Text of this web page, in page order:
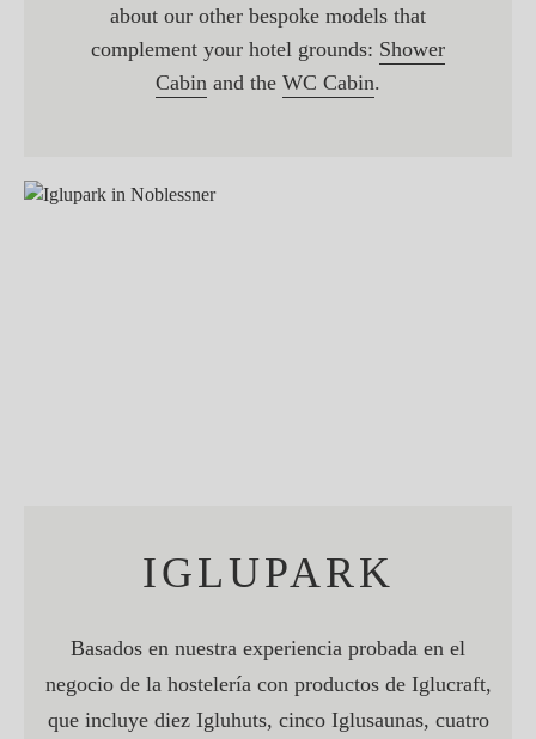
about our other bespoke models that
complement your hotel grounds: Shower
Cabin and the WC Cabin.
IGLUPARK
Basados en nuestra experiencia probada en el
negocio de la hostelería con productos de Iglucraft,
que incluye diez Igluhuts, cinco Iglusaunas, cuatro